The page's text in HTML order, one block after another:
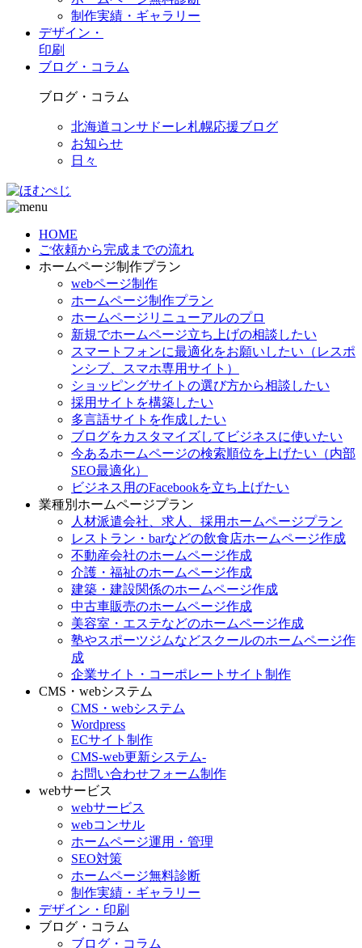
制作実績・ギャラリー
デザイン・
印刷
ブログ・コラム
ブログ・コラム
北海道コンサドーレ札幌応援ブログ
お知らせ
日々
HOME
ご依頼から完成までの流れ
ホームページ制作プラン
webページ制作
ホームページ制作プラン
ホームページリニューアルのプロ
新規でホームページ立ち上げの相談したい
スマートフォンに最適化をお願いしたい（レスポ
ンシブ、スマホ専用サイト）
ショッピングサイトの選び方から相談したい
採用サイトを構築したい
多言語サイトを作成したい
ブログをカスタマイズしてビジネスに使いたい
今あるホームページの検索順位を上げたい（内部
SEO最適化）
ビジネス用のFacebookを立ち上げたい
業種別ホームページプラン
人材派遣会社、求人、採用ホームページプラン
レストラン・barなどの飲食店ホームページ作成
不動産会社のホームページ作成
介護・福祉のホームページ作成
建築・建設関係のホームページ作成
中古車販売のホームページ作成
美容室・エステなどのホームページ作成
塾やスポーツジムなどスクールのホームページ作
成
企業サイト・コーポレートサイト制作
CMS・webシステム
CMS・webシステム
Wordpress
ECサイト制作
CMS-web更新システム-
お問い合わせフォーム制作
webサービス
webサービス
webコンサル
ホームページ運用・管理
SEO対策
ホームページ無料診断
制作実績・ギャラリー
デザイン・印刷
ブログ・コラム
ブログ・コラム